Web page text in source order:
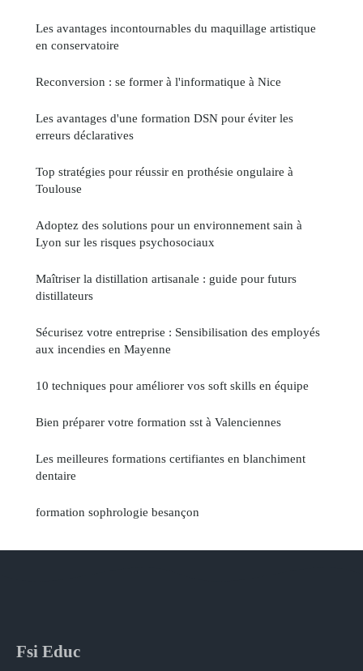
Les avantages incontournables du maquillage artistique
en conservatoire
Reconversion : se former à l'informatique à Nice
Les avantages d'une formation DSN pour éviter les
erreurs déclaratives
Top stratégies pour réussir en prothésie ongulaire à
Toulouse
Adoptez des solutions pour un environnement sain à
Lyon sur les risques psychosociaux
Maîtriser la distillation artisanale : guide pour futurs
distillateurs
Sécurisez votre entreprise : Sensibilisation des employés
aux incendies en Mayenne
10 techniques pour améliorer vos soft skills en équipe
Bien préparer votre formation sst à Valenciennes
Les meilleures formations certifiantes en blanchiment
dentaire
formation sophrologie besançon
Fsi Educ